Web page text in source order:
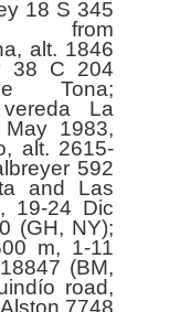
18 S 345
from
alt. 1846
38 C 204
Tona;
vereda La
1983,
alt. 2615-
592
and Las
19-24 Dic
(GH, NY);
m, 1-11
(BM,
road,
7748